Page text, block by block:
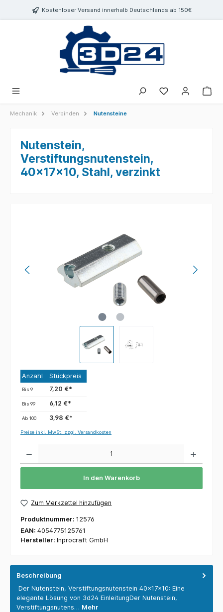
springenKostenloser Versand innerhalb Deutschlands ab 150€
Mechanik Verbinden Nutensteine
Nutenstein,
Verstiftungsnutenstein,
40x17x10, Stahl, verzinkt
Anzahl Stückpreis
Bis9 7,20 €*
Bis99 6,12 €*
Ab100 3,98 €*
Preise inkl. MwSt. zzgl. Versandkosten
In den Warenkorb
Zum Merkzettel hinzufügen
Produktnummer: 12576
EAN: 4054775125761
Hersteller: Inprocraft GmbH
Beschreibung
Der Nutenstein, Verstiftungsnutenstein 40x17x10: Eine
elegante Lösung von 3d24 EinleitungDer Nutenstein,
Verstiftungsnutens… Mehr